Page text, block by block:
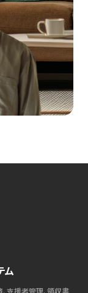
ム
支援者管理、領収書